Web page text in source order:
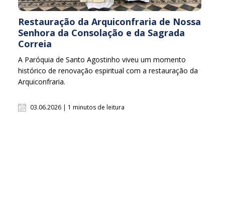
Restauração da Arquiconfraria de Nossa
Senhora da Consolação e da Sagrada
Correia
A Paróquia de Santo Agostinho viveu um momento
histórico de renovação espiritual com a restauração da
Arquiconfraria.
03.06.2026 | 1 minutos de leitura